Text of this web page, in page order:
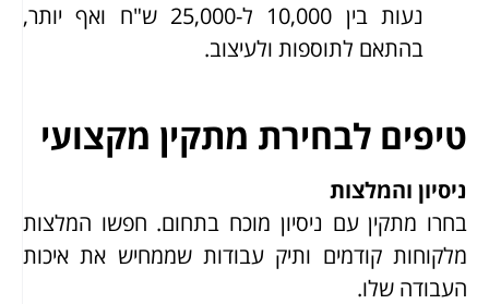
נעות בין 10,000 ל-25,000 ש"ח ואף יותר,
בהתאם לתוספות ולעיצוב.
טיפים לבחירת מתקין מקצועי
ניסיון והמלצות
בחרו מתקין עם ניסיון מוכח בתחום. חפשו המלצות
מלקוחות קודמים ותיק עבודות שממחיש את איכות
העבודה שלו.